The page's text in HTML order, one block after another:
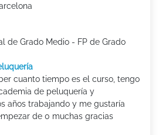
de Grado Medio - FP de Grado
cuanto tiempo es el curso, tengo
de peluquería y
años trabajando y me gustaría
de 0 muchas gracias